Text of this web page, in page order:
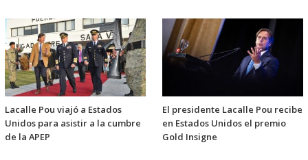
Lacalle Pou viajó a Estados
Unidos para asistir a la cumbre
de la APEP
El presidente Lacalle Pou recibe
en Estados Unidos el premio
Gold Insigne